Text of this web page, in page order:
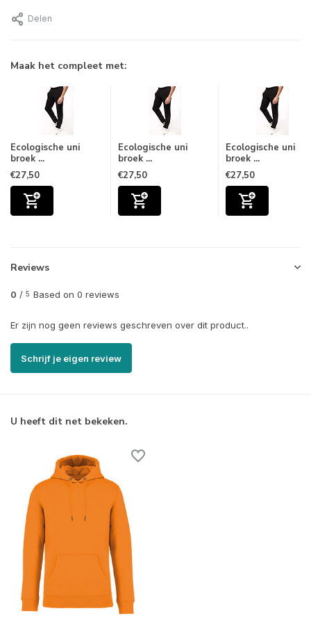
Delen
Maak het compleet met:
Ecologische uni
broek ...
€27,50
Ecologische uni
broek ...
€27,50
Ecologische uni
broek ...
€27,50
Reviews
0 / 5 Based on 0 reviews
Er zijn nog geen reviews geschreven over dit product..
Schrijf je eigen review
U heeft dit net bekeken.